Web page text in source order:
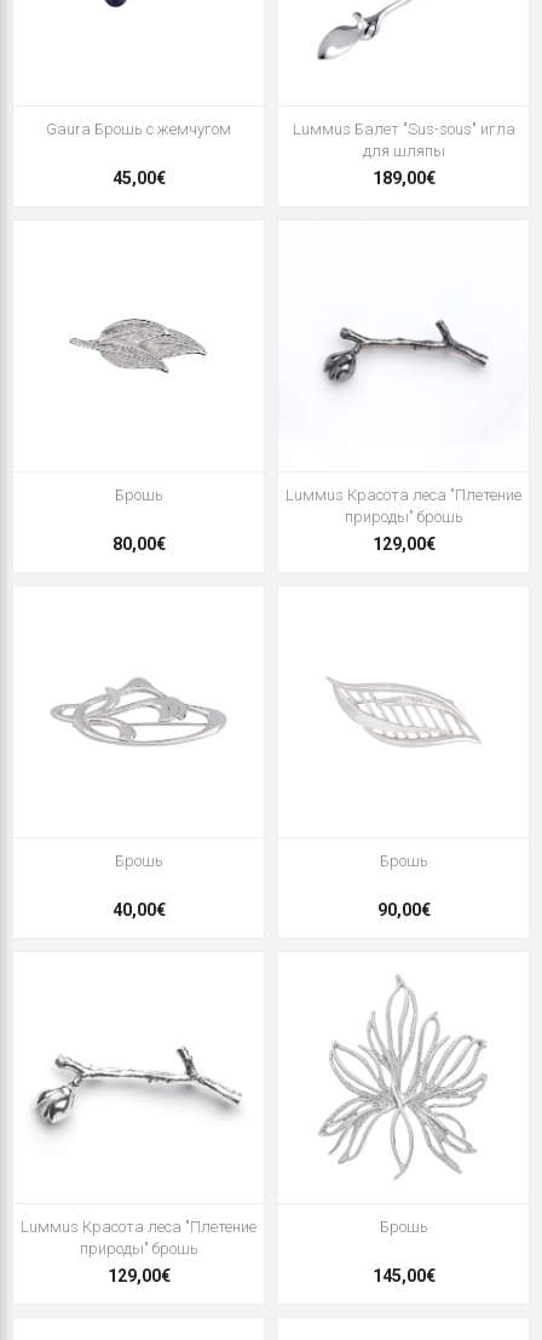
Gaura Брошь с жемчугом
45,00€
Luммus Балет "Sus-sous" игла
для шляпы
189,00€
Брошь
80,00€
Luммus Красота леса "Плетение
природы" брошь
129,00€
Брошь
40,00€
Брошь
90,00€
Luммus Красота леса "Плетение
природы" брошь
129,00€
Брошь
145,00€